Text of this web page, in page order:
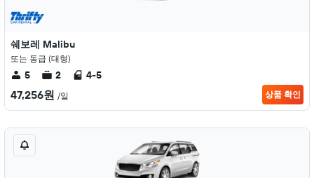
쉐보레 Malibu
또는 동급 (대형)
5 2 4-5
47,256원 /일 상품 확인